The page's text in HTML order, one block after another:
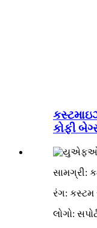
કોફી
સામગ્રી:
રંગ: કસ્ટમ
લોગો: